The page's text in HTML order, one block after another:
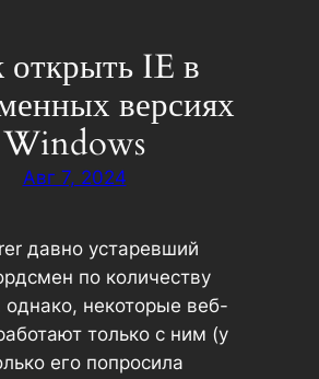
открыть IE в
версиях
Windows
Авг 7, 2024
давно устаревший
по количеству
однако, некоторые веб-
только с ним (у
его попросила